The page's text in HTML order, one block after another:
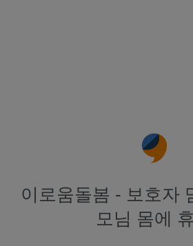
이로움돌봄 - 보호자
모님 몸에